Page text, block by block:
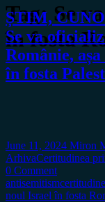
Tag:Se
în fosta
ȘTIM,
Se va
Românie,
în fosta
June 11, 2024 Miron
ArhivaCertitudinea
0 Comment
antisemitism
noul Israel în fosta